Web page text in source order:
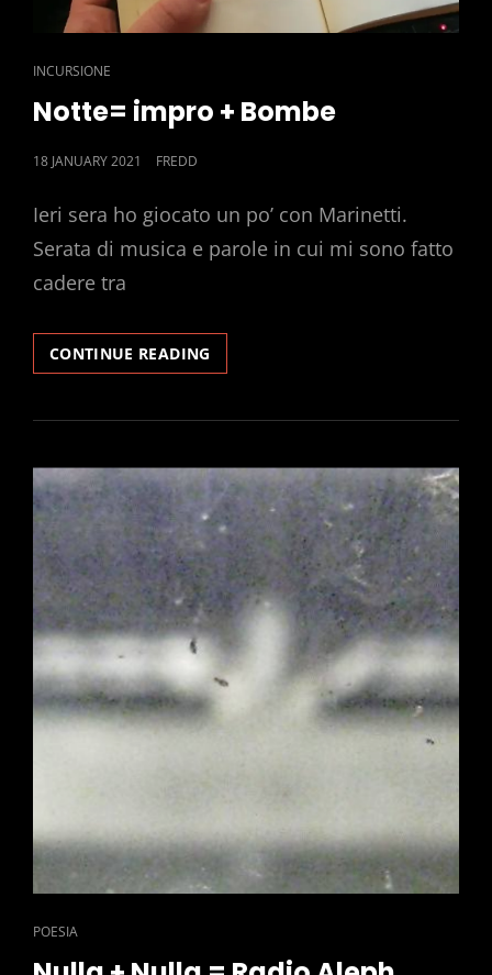
CAT
LINKS
INCURSIONE
Notte= impro + Bombe
POSTED
18 JANUARY 2021 FREDD
Ieri sera ho giocato un po’ con Marinetti.
Serata di musica e parole in cui mi sono fatto
cadere tra
CONTINUE READING
IMPRO
BOMBE
CAT
LINKS
POESIA